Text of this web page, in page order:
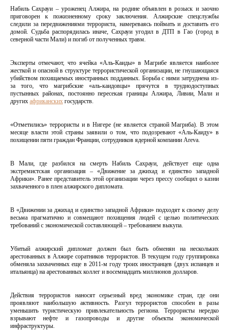
Набиль Сахрауи – уроженец Алжира, на родине объявлен в розыск и заочно
приговорен к пожизненному сроку заключения. Алжирские спецслужбы
следили за передвижениями террориста, намереваясь поймать и доставить его
домой. Судьба распорядилась иначе, Сахрауи угодил в ДТП в Гао (город в
северной части Мали) и погиб от полученных травм.
Эксперты отмечают, что ячейка «Аль-Каиды» в Магрибе является наиболее
жесткой и опасной в структуре террористической организации, не гнушающаяся
убийством похищаемых иностранных подданных. Борьба с ними затруднена из-
за того, что магрибские «аль-каидовцы» прячутся в труднодоступных
пустынных районах, постоянно пересекая границы Алжира, Ливии, Мали и
других африканских государств.
«Отметились» террористы и в Нигере (не является страной Магриба). В этом
месяце власти этой страны заявили о том, что подозревают «Аль-Каиду» в
похищении пяти граждан Франции, сотрудников ядерной компании Areva.
В Мали, где разбился на смерть Набиль Сахрауи, действует еще одна
экстремистская организация – «Движение за джихад и единство западной
Африки». Ранее представитель этой организации через прессу сообщил о казни
захваченного в плен алжирского дипломата.
В «Движении за джихад и единство западной Африки» подходят к своему делу
весьма прагматично и совмещают похищения людей с целью политических
требований с экономической составляющей – требованием выкупа.
Убитый алжирский дипломат должен был быть обменян на нескольких
арестованных в Алжире соратников террористов. В текущем году группировка
обменяла захваченных еще в 2011-м году троих иностранцев (двух испанцев и
итальянца) на арестованных коллег и восемнадцать миллионов долларов.
Действия террористов наносят серьезный вред экономике стран, где они
проявляют наибольшую активность. Разгул террористов способен в разы
уменьшить туристическую привлекательность региона. Террористы нередко
взрывают нефте и газопроводы и другие объекты экономической
инфраструктуры.